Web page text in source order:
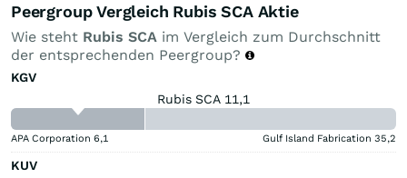
Peergroup Vergleich Rubis SCA Aktie
Wie steht Rubis SCA im Vergleich zum Durchschnitt
der entsprechenden Peergroup?
KGV
Rubis SCA 11,1
APA Corporation 6,1 Gulf Island Fabrication 35,2
KUV